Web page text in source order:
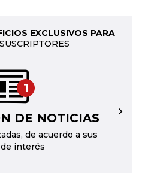
EXCLUSIVOS PARA
1
DE NOTICIAS
de acuerdo a sus
interés
→